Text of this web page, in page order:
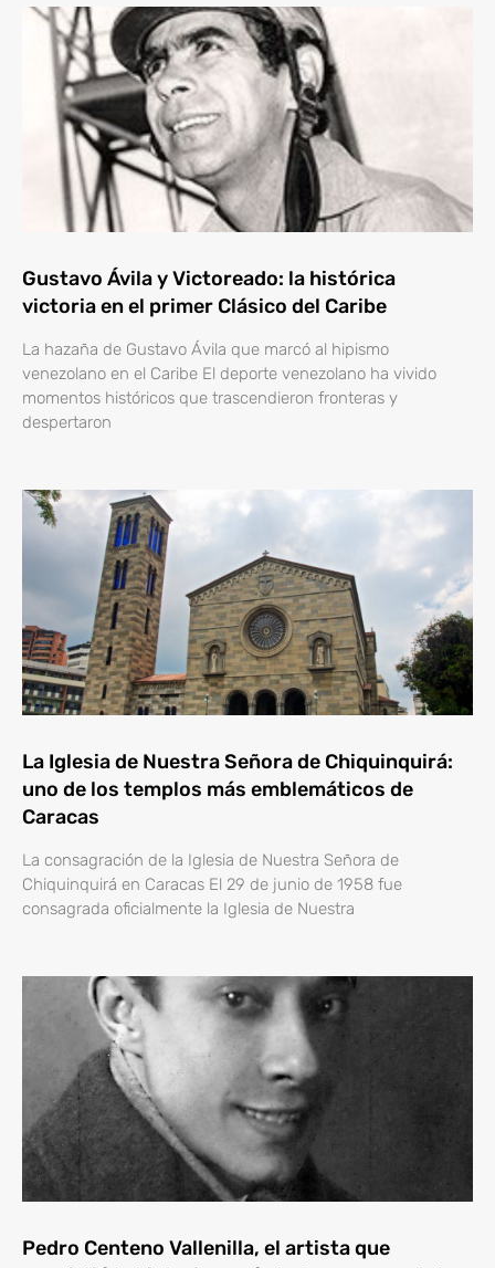
Gustavo Ávila y Victoreado: la histórica
victoria en el primer Clásico del Caribe
La hazaña de Gustavo Ávila que marcó al hipismo
venezolano en el Caribe El deporte venezolano ha vivido
momentos históricos que trascendieron fronteras y
despertaron
La Iglesia de Nuestra Señora de Chiquinquirá:
uno de los templos más emblemáticos de
Caracas
La consagración de la Iglesia de Nuestra Señora de
Chiquinquirá en Caracas El 29 de junio de 1958 fue
consagrada oficialmente la Iglesia de Nuestra
Pedro Centeno Vallenilla, el artista que